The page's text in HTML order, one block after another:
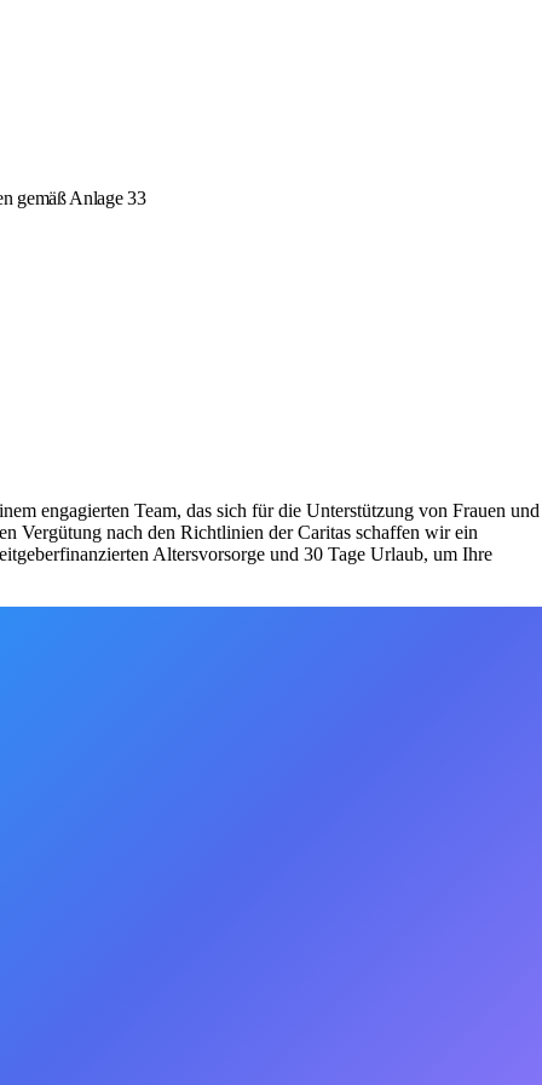
gemäß Anlage 33
engagierten Team, das sich für die Unterstützung von Frauen und
Vergütung nach den Richtlinien der Caritas schaffen wir ein
Altersvorsorge und 30 Tage Urlaub, um Ihre